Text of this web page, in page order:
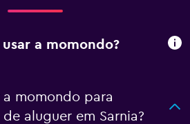
a momondo?
a momondo para
aluguer em Sarnia?